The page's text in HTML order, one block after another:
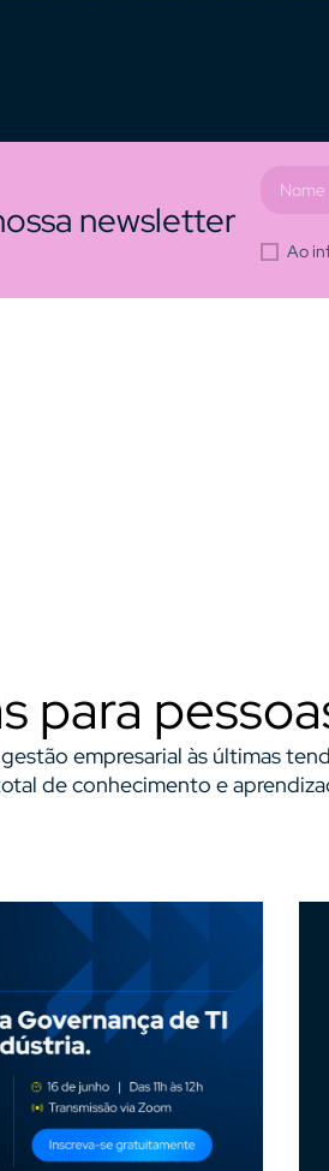
newsletter
Ao
para
empresarial às últimas
de conhecimento e